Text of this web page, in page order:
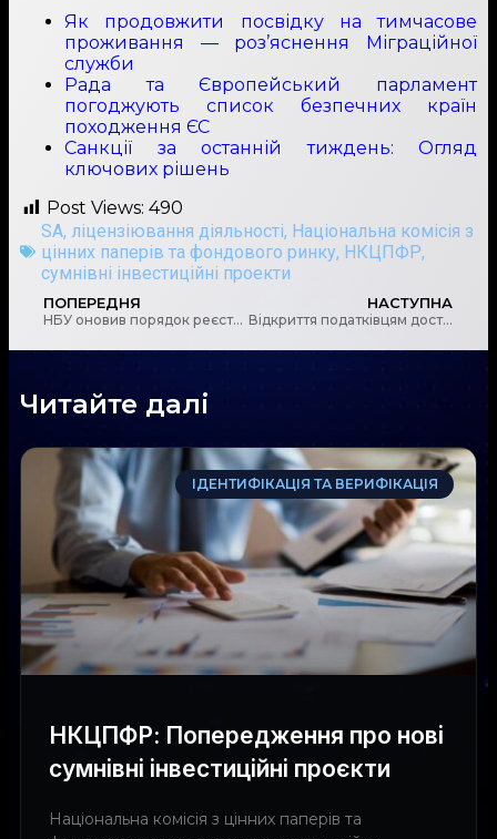
Як продовжити посвідку на тимчасове
проживання — роз’яснення Міграційної
служби
Рада та Європейський парламент
погоджують список безпечних країн
походження ЄС
Санкції за останній тиждень: Огляд
ключових рішень
Post Views: 490
SA, ліцензіювання діяльності, Національна комісія з
цінних паперів та фондового ринку, НКЦПФР,
сумнівні інвестиційні проекти
ПОПЕРЕДНЯ
НБУ оновив порядок реєстрації учасників платіжного ринку
НАСТУПНА
Відкриття податківцям доступу до банківської таємниці потрібне для перевірки ризикових фізосіб
Читайте далі
ІДЕНТИФІКАЦІЯ ТА ВЕРИФІКАЦІЯ
НКЦПФР: Попередження про нові
сумнівні інвестиційні проєкти
Національна комісія з цінних паперів та